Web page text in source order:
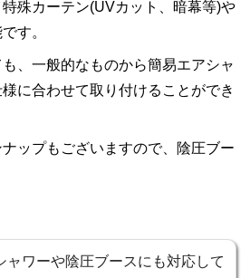
殊カーテン(UVカット、暗幕等)や
す。
、一般的なものから簡易エアシャ
に合わせて取り付けることができ
ップもございますので、陰圧ブー
ャワーや陰圧ブースにも対応して